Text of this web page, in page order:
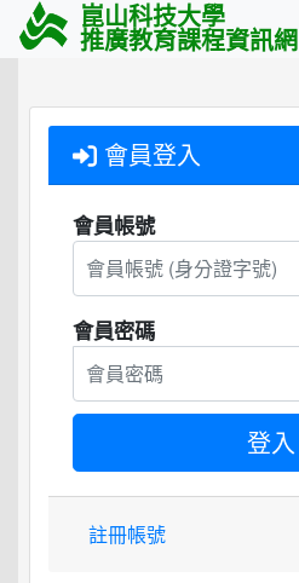
崑山科技大學
推廣教育課程資訊網
會員登入
會員帳號
會員密碼
註冊帳號